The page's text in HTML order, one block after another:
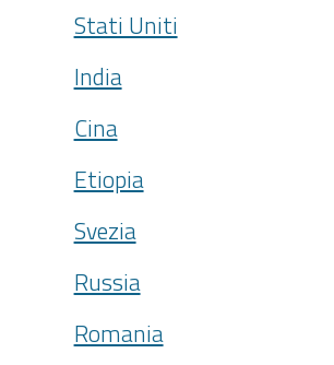
Stati Uniti
India
Cina
Etiopia
Svezia
Russia
Romania